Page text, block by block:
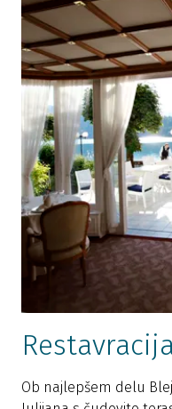
Ob najlepšem delu